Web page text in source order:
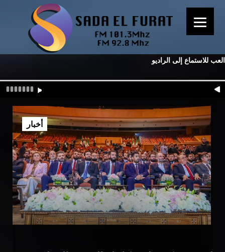
العب للاستماع إلى الراديو
أخبار